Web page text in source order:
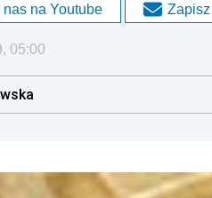
na Youtube
05:00